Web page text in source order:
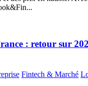
: retour sur
Fintech & Marché